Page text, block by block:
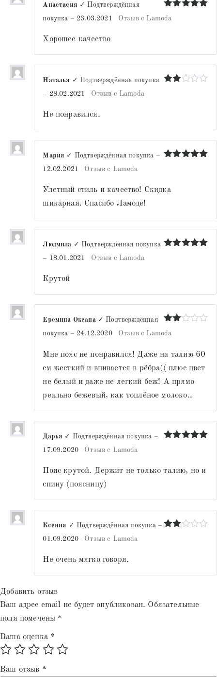
Оценка
из 5
Анастасия ✓ Подтверждённая
покупка – 23.03.2021 Отзыв с Lamoda
Хорошее качество
Наталья ✓ Подтверждённая покупка
– 28.02.2021 Отзыв с Lamoda
Не понравился.
Мария ✓ Подтверждённая покупка –
12.02.2021
Отзыв с Lamoda
Улетный стиль и качество! Скидка
шикарная. Спасибо Ламоде!
Людмила ✓ Подтверждённая покупка
– 18.01.2021 Отзыв с Lamoda
Крутой
Оценка
2из
Еремина Оксана ✓ Подтверждённая
покупка – 24.12.2020 Отзыв с Lamoda
Мне пояс не понравился! Даже на талию 60
см жесткий и впивается в рёбра(( плюс цвет
не белый и даже не легкий беж! А прямо
реально бежевый, как топлёное молоко..
Дарья ✓ Подтверждённая покупка –
17.09.2020
Отзыв с Lamoda
Пояс крутой. Держит не только талию, но и
спину (поясницу)
Ксения ✓ Подтверждённая покупка –
01.09.2020
Отзыв с Lamoda
Не очень мягко говоря.
Добавить отзыв
Ваш адрес email не будет опубликован. Обязательные
поля помечены *
Ваша оценка *
Ваш отзыв *